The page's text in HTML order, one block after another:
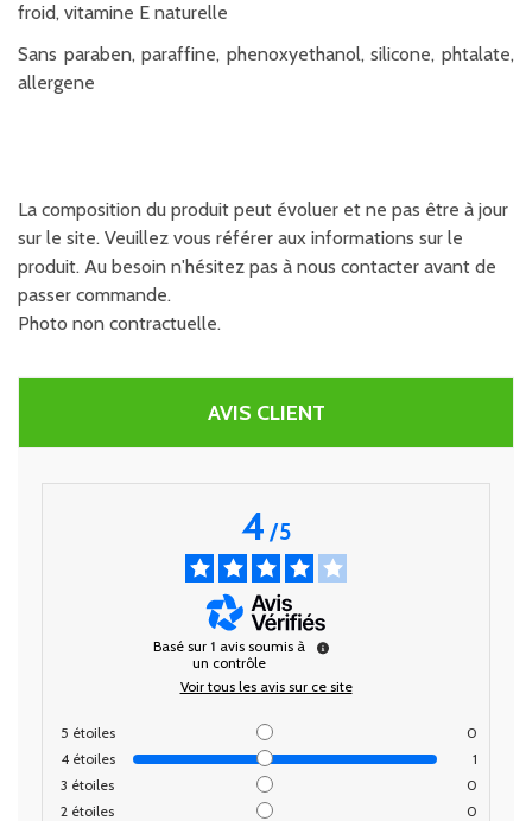
froid, vitamine E naturelle
Sans paraben, paraffine, phenoxyethanol, silicone, phtalate,
allergene
La composition du produit peut évoluer et ne pas être à jour
sur le site. Veuillez vous référer aux informations sur le
produit. Au besoin n'hésitez pas à nous contacter avant de
passer commande.
Photo non contractuelle.
AVIS CLIENT
4/5
Basé sur 1 avis soumis à
un contrôle
Voir tous les avis sur ce site
5 étoiles
0
4 étoiles
1
3 étoiles
0
2 étoiles
0